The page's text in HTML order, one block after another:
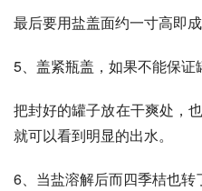
最后要用盐盖面约一寸高即成
5、盖紧瓶盖，如果不能保
把封好的罐子放在干爽处，
就可以看到明显的出水。
6、当盐溶解后而四季桔也转